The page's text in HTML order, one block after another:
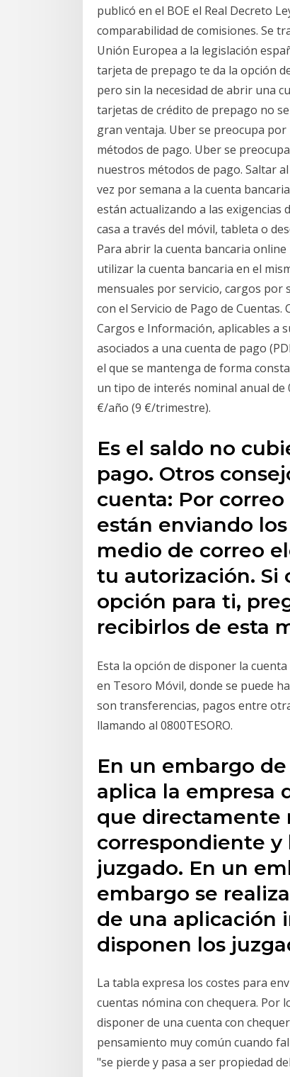
publicó en el BOE el Real Decreto
comparabilidad de comisiones. Se
Unión Europea a la legislación
tarjeta de prepago te da la opción
pero sin la necesidad de abrir una
tarjetas de crédito de prepago no
gran ventaja. Uber se preocupa
métodos de pago. Uber se
nuestros métodos de pago. Saltar
vez por semana a la cuenta
están actualizando a las exigencias
casa a través del móvil, tableta o
Para abrir la cuenta bancaria
utilizar la cuenta bancaria en el
mensuales por servicio, cargos por
con el Servicio de Pago de
Cargos e Información, aplicables a
asociados a una cuenta de pago
el que se mantenga de forma
un tipo de interés nominal anual de
€/año (9 €/trimestre).
Es el saldo no
pago. Otros
cuenta: Por
están enviando
medio de correo
tu autorización. Si
opción para ti,
recibirlos de esta
Esta la opción de disponer la
en Tesoro Móvil, donde se puede
son transferencias, pagos entre
llamando al 0800TESORO.
En un embargo
aplica la empresa
que directamente
correspondiente y
juzgado. En un
embargo se
de una aplicación
disponen los
La tabla expresa los costes para
cuentas nómina con chequera. Por
disponer de una cuenta con
pensamiento muy común cuando
"se pierde y pasa a ser propiedad